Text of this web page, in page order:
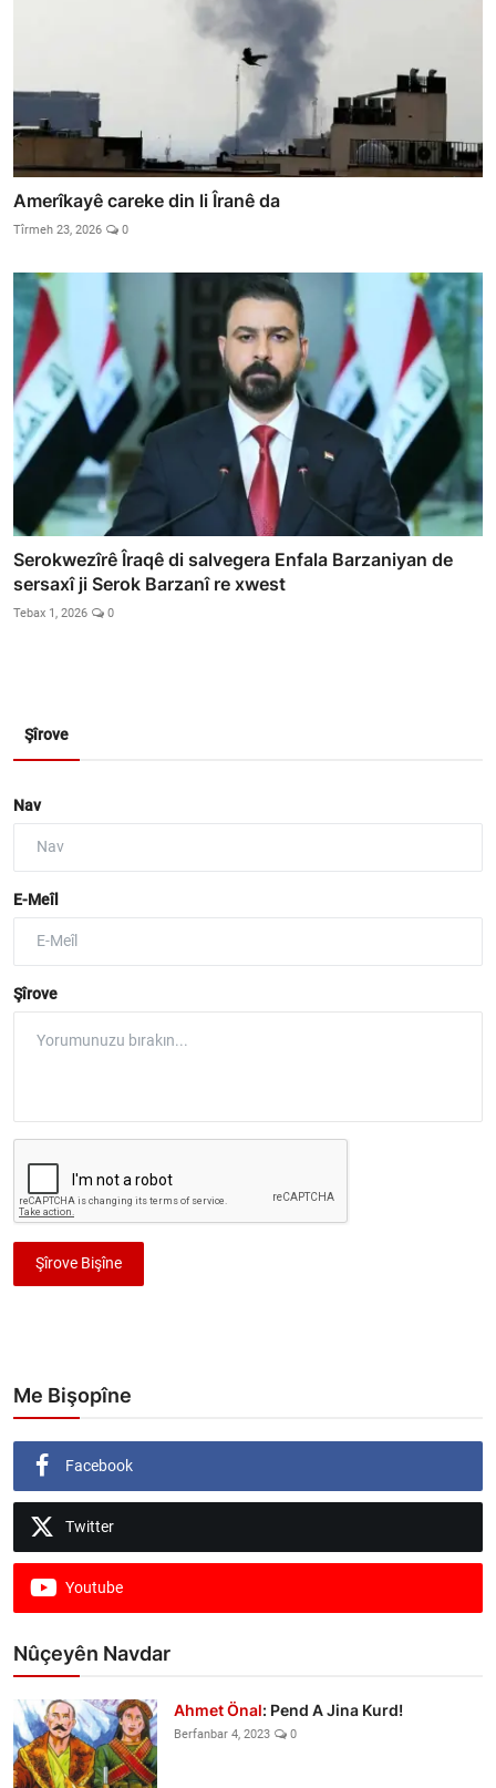
Amerîkayê careke din li Îranê da
Tîrmeh 23, 2026 0
Serokwezîrê Îraqê di salvegera Enfala Barzaniyan de
sersaxî ji Serok Barzanî re xwest
Tebax 1, 2026 0
Şîrove
Nav
E-Meîl
Şîrove
Şîrove Bişîne
Me Bişopîne
Facebook
Twitter
Youtube
Nûçeyên Navdar
Ahmet Önal: Pend A Jina Kurd!
Berfanbar 4, 2023 0